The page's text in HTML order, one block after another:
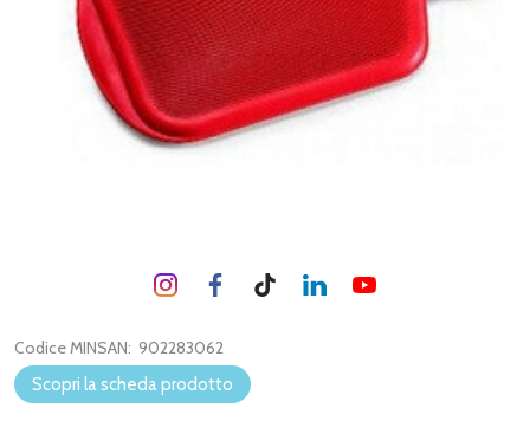
Codice MINSAN: 902283062
Scopri la scheda prodotto